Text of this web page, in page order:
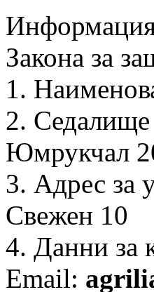
Информация
Закона за
1.
2. Седалище
Юмрукчал
3. Адрес за
Свежен 10
4. Данни за
Email: